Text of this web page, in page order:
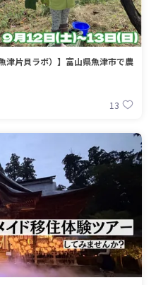
津片貝ラボ）】富山県魚津市で農
13